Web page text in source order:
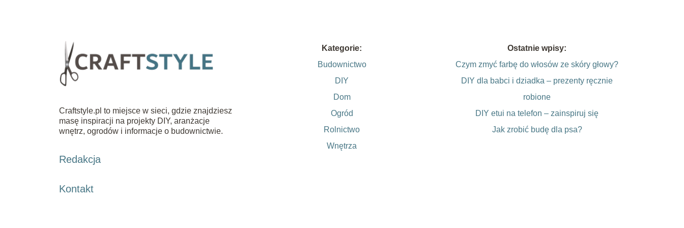
Craftstyle.pl to miejsce w sieci, gdzie znajdziesz
masę inspiracji na projekty DIY, aranżacje
wnętrz, ogrodów i informacje o budownictwie.
Redakcja
Kontakt
Kategorie:
Budownictwo
DIY
Dom
Ogród
Rolnictwo
Wnętrza
Ostatnie wpisy:
Czym zmyć farbę do włosów ze skóry głowy?
DIY dla babci i dziadka – prezenty ręcznie
robione
DIY etui na telefon – zainspiruj się
Jak zrobić budę dla psa?